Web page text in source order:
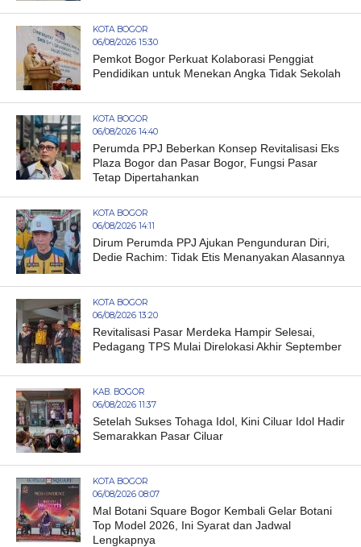
KOTA BOGOR
06/08/2026 15:30
Pemkot Bogor Perkuat Kolaborasi Penggiat
Pendidikan untuk Menekan Angka Tidak Sekolah
KOTA BOGOR
06/08/2026 14:40
Perumda PPJ Beberkan Konsep Revitalisasi Eks
Plaza Bogor dan Pasar Bogor, Fungsi Pasar
Tetap Dipertahankan
KOTA BOGOR
06/08/2026 14:11
Dirum Perumda PPJ Ajukan Pengunduran Diri,
Dedie Rachim: Tidak Etis Menanyakan Alasannya
KOTA BOGOR
06/08/2026 13:20
Revitalisasi Pasar Merdeka Hampir Selesai,
Pedagang TPS Mulai Direlokasi Akhir September
KAB. BOGOR
06/08/2026 11:37
Setelah Sukses Tohaga Idol, Kini Ciluar Idol Hadir
Semarakkan Pasar Ciluar
KOTA BOGOR
06/08/2026 08:07
Mal Botani Square Bogor Kembali Gelar Botani
Top Model 2026, Ini Syarat dan Jadwal
Lengkapnya